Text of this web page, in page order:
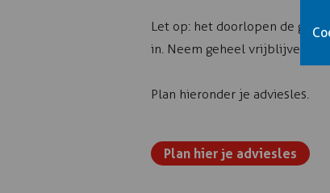
Let op: het doorlopen de
in. Neem geheel vrijblijvend
Plan hieronder je adviesles.
Plan hier je adviesles